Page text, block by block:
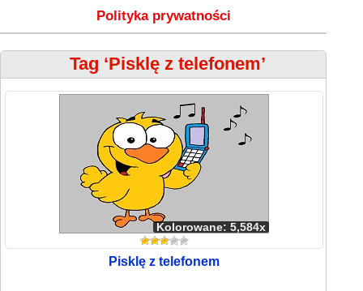
Polityka prywatności
Tag ‘Pisklę z telefonem’
Kolorowane: 5,584x
Pisklę z telefonem